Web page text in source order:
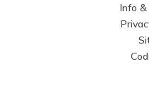
Info